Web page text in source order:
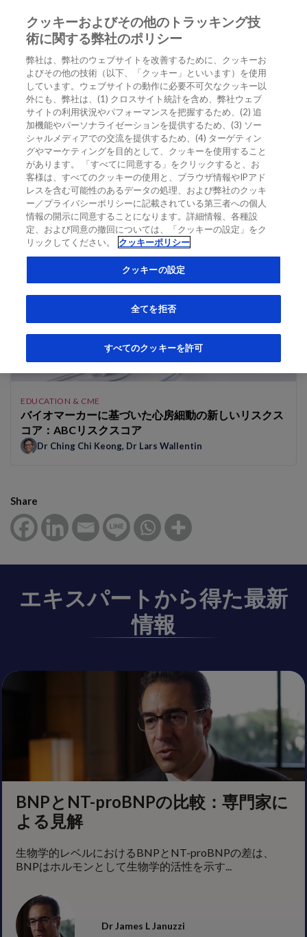
JA
Dr Lars Wallentin
Prof of Cardiology, Uppsala University Hospital, Sweden
バイオマーカーに基づいた心房細動の新しいリスクスコア：
EDUCATION & CME
バイオマーカーに基づいた心房細動の新しいリスクス
コア：ABCリスクスコア
Dr Ching Chi Keong, Dr Lars Wallentin
Share
エキスパートから得た最新
情報
LOCAL STORIES
2型糖尿病患者の心血管疾患・リスク
管理に関するインタビュー ー
JCS/JDS合同コンセンサスステート
このローカルストーリーシリーズは、Koichi Node博士
への7部構成のビデオインタビューで構...
BNPとNT-proBNPの比較：専門家に
よる見解
生物学的レベルにおけるBNPとNT-proBNPの差は、
BNPはホルモンとして生物学的活性を示す...
Dr James L Januzzi
クッキーおよびその他のトラッキング技
術に関する弊社のポリシー
弊社は、弊社のウェブサイトを改善するために、クッキーお
よびその他の技術（以下、「クッキー」といいます）を使用
しています。ウェブサイトの動作に必要不可欠なクッキー以
外にも、弊社は、(1) クロスサイト統計を含め、弊社ウェブ
サイトの利用状況やパフォーマンスを把握するため、(2) 追
加機能やパーソナライゼーションを提供するため、(3) ソー
シャルメディアでの交流を提供するため、(4) ターゲティン
グやマーケティングを目的として、クッキーを使用すること
があります。 「すべてに同意する」をクリックすると、お
客様は、すべてのクッキーの使用と、ブラウザ情報やIPアド
レスを含む可能性のあるデータの処理、および弊社のクッキ
ー／プライバシーポリシーに記載されている第三者への個人
情報の開示に同意することになります。詳細情報、各種設
定、および同意の撤回については、「クッキーの設定」をク
リックしてください。
クッキーポリシー
クッキーの設定
全てを拒否
すべてのクッキーを許可